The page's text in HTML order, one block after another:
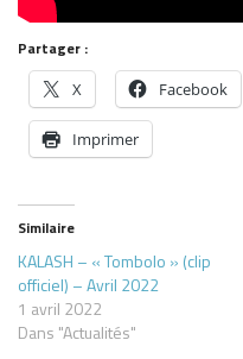
Partager :
X Facebook
Imprimer
Similaire
KALASH – « Tombolo » (clip
officiel) – Avril 2022
1 avril 2022
Dans "Actualités"